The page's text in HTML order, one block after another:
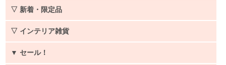
▽ 新着・限定品
▽ インテリア雑貨
▼ セール！